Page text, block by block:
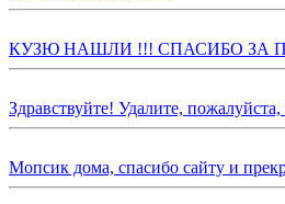
КУЗЮ НАШЛИ !!! СПАСИБО ЗА
Здравствуйте! Удалите,
Мопсик дома, спасибо сайту и